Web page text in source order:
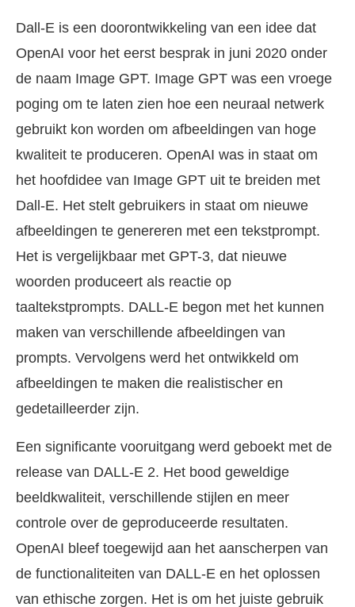
Dall-E is een doorontwikkeling van een idee dat
OpenAI voor het eerst besprak in juni 2020 onder
de naam Image GPT. Image GPT was een vroege
poging om te laten zien hoe een neuraal netwerk
gebruikt kon worden om afbeeldingen van hoge
kwaliteit te produceren. OpenAI was in staat om
het hoofdidee van Image GPT uit te breiden met
Dall-E. Het stelt gebruikers in staat om nieuwe
afbeeldingen te genereren met een tekstprompt.
Het is vergelijkbaar met GPT-3, dat nieuwe
woorden produceert als reactie op
taaltekstprompts. DALL-E begon met het kunnen
maken van verschillende afbeeldingen van
prompts. Vervolgens werd het ontwikkeld om
afbeeldingen te maken die realistischer en
gedetailleerder zijn.
Een significante vooruitgang werd geboekt met de
release van DALL-E 2. Het bood geweldige
beeldkwaliteit, verschillende stijlen en meer
controle over de geproduceerde resultaten.
OpenAI bleef toegewijd aan het aanscherpen van
de functionaliteiten van DALL-E en het oplossen
van ethische zorgen. Het is om het juiste gebruik